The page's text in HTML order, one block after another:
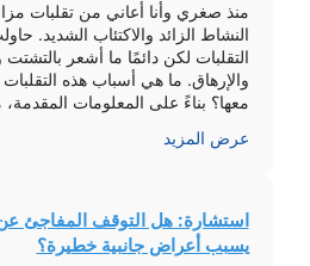
منذ صغري وأنا أعاني من تقلبات
النشاط الزائد والاكتئاب الشديد.
التقلبات لكن دائمًا ما أشعر
والإرهاق. ما هي أسباب هذه
معها؟ بناءً على المعلومات
هذا تشخيص […]
عرض المزيد
استشارة: هل التوقف المفاجئ عن
يسبب أعراض جانبية خطيرة؟